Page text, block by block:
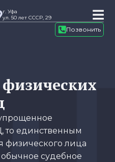
г. Уфа
ул. 50 лет СССР, 29
Позвонить
то единственным
физического лица
обычное судебное